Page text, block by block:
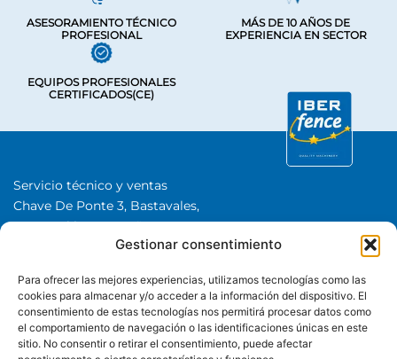
Gestionar consentimiento
Para ofrecer las mejores experiencias, utilizamos tecnologías como las
cookies para almacenar y/o acceder a la información del dispositivo. El
consentimiento de estas tecnologías nos permitirá procesar datos como
el comportamiento de navegación o las identificaciones únicas en este
sitio. No consentir o retirar el consentimiento, puede afectar
ASESORAMIENTO TÉCNICO
PROFESIONAL
MÁS DE 10 AÑOS DE
EXPERIENCIA EN SECTOR
EQUIPOS PROFESIONALES
CERTIFICADOS(CE)
Servicio técnico y ventas
Chave De Ponte 3, Bastavales,
15280 Brión, A Coruña
Iberfence SL I NIF: B74417890
SOBRE NOSOTROS
CATEGORÍAS